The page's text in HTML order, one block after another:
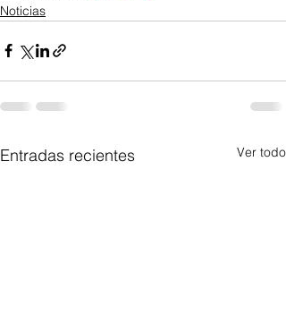
Noticias
Entradas recientes Ver todo